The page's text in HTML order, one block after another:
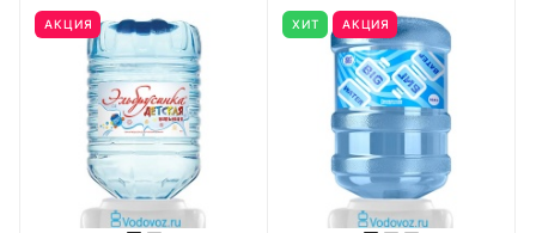
АКЦИЯ ХИТ АКЦИЯ